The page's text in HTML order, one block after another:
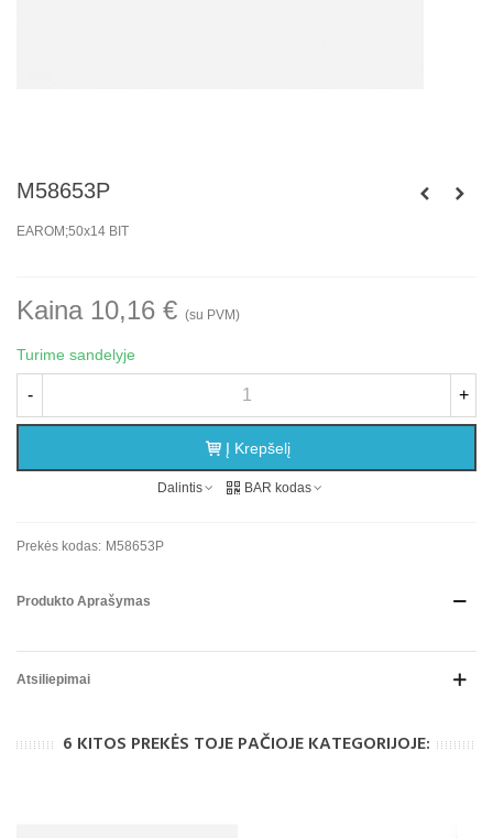
M58653P
EAROM;50x14 BIT
Kaina 10,16 € (su PVM)
Turime sandelyje
- +
Į Krepšelį
Dalintis BAR kodas
Prekės kodas: M58653P
Produkto Aprašymas
Atsiliepimai
6 KITOS PREKĖS TOJE PAČIOJE KATEGORIJOJE: